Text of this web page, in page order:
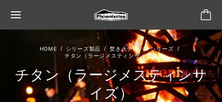
シリーズ製品
焚き火テッパンシリーズ
チタン（ラージメスティンサイズ）
チタン（ラージメスティンサ
イズ）